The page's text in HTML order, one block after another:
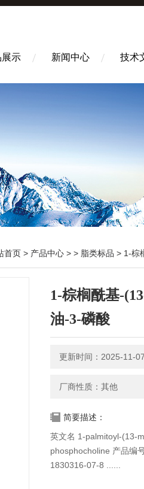
展示 新闻中心 技术
首页 > 产品中心 > > 脂类标品 > 1-棕
1-棕榈酰基-
油-3-磷酸
更新时间：2025-11-07
厂商性质：其他
简要描述：
英文名 1-palmitoyl-(13-
phosphocholine 产品编
1830316-07-8 ......